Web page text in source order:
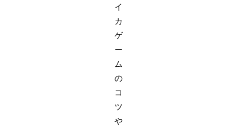
イ
カ
ゲ
ー
ム
の
コ
ツ
や